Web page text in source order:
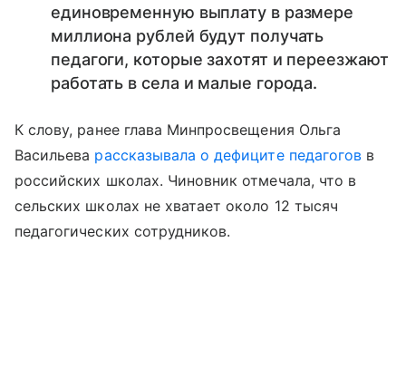
единовременную выплату в размере
миллиона рублей будут получать
педагоги, которые захотят и переезжают
работать в села и малые города.
К слову, ранее глава Минпросвещения Ольга
Васильева рассказывала о дефиците педагогов в
российских школах. Чиновник отмечала, что в
сельских школах не хватает около 12 тысяч
педагогических сотрудников.